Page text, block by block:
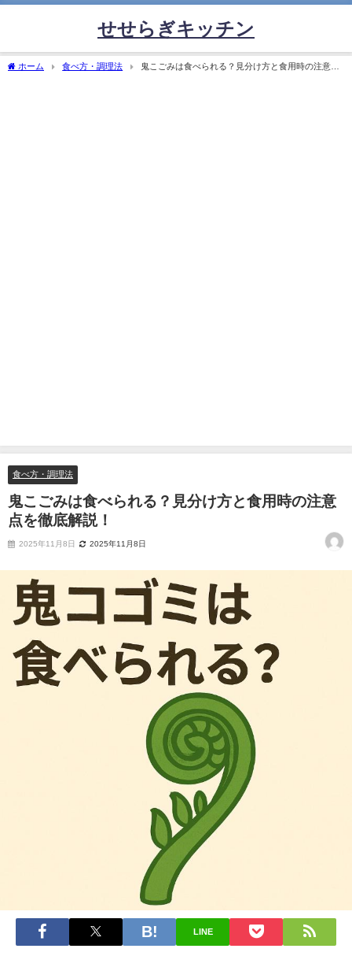
せせらぎキッチン
ホーム 食べ方・調理法
鬼こごみは食べられる？見分け方と食用時の注意点
食べ方・調理法
鬼こごみは食べられる？見分け方と食用時の注意
点を徹底解説！
2025年11月8日 2025年11月8日
LINE